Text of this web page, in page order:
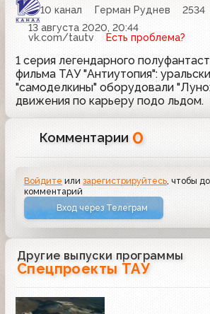
10 канал Герман Руднев
2534
13 августа 2020, 20:44
vk.com/tautv
Есть проблема?
1 серия легендарного
фильма ТАУ "Антиутопия":
"самоделкины" оборудовали
движения по карьеру подо льдом.
Комментарии 0
Войдите илизарегистрируйтесь , чтобы
комментарий
Вход через Телеграм
Другие выпуски программы
Спецпроекты ТАУ